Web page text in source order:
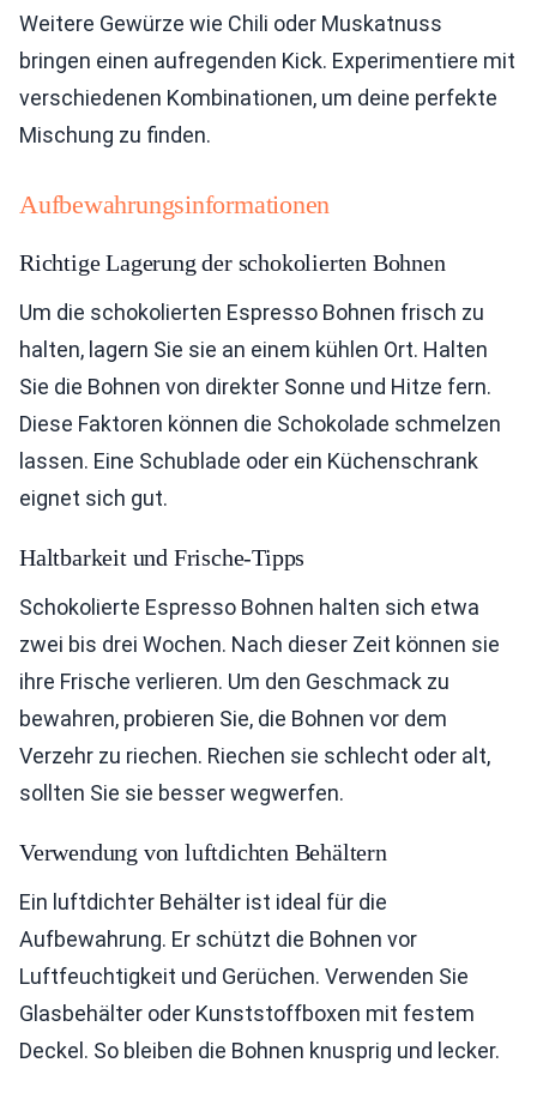
Weitere Gewürze wie Chili oder Muskatnuss
bringen einen aufregenden Kick. Experimentiere mit
verschiedenen Kombinationen, um deine perfekte
Mischung zu finden.
Aufbewahrungsinformationen
Richtige Lagerung der schokolierten Bohnen
Um die schokolierten Espresso Bohnen frisch zu
halten, lagern Sie sie an einem kühlen Ort. Halten
Sie die Bohnen von direkter Sonne und Hitze fern.
Diese Faktoren können die Schokolade schmelzen
lassen. Eine Schublade oder ein Küchenschrank
eignet sich gut.
Haltbarkeit und Frische-Tipps
Schokolierte Espresso Bohnen halten sich etwa
zwei bis drei Wochen. Nach dieser Zeit können sie
ihre Frische verlieren. Um den Geschmack zu
bewahren, probieren Sie, die Bohnen vor dem
Verzehr zu riechen. Riechen sie schlecht oder alt,
sollten Sie sie besser wegwerfen.
Verwendung von luftdichten Behältern
Ein luftdichter Behälter ist ideal für die
Aufbewahrung. Er schützt die Bohnen vor
Luftfeuchtigkeit und Gerüchen. Verwenden Sie
Glasbehälter oder Kunststoffboxen mit festem
Deckel. So bleiben die Bohnen knusprig und lecker.